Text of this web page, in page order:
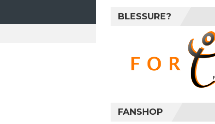
BLESSURE?
FANSHOP